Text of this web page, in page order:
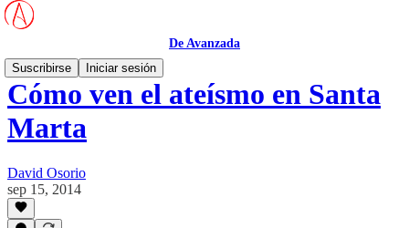
De Avanzada
Suscribirse
Iniciar sesión
Cómo ven el ateísmo en Santa
Marta
David Osorio
sep 15, 2014